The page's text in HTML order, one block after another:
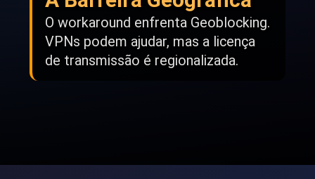
O workaround enfrenta Geoblocking.
VPNs podem ajudar, mas a licença
de transmissão é regionalizada.